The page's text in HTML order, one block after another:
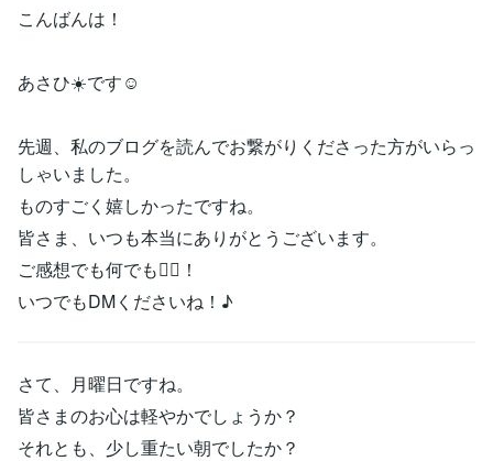
こんばんは！
あさひ☀️です☺️
先週、私のブログを読んでお繋がりくださった方がいらっ
しゃいました。
ものすごく嬉しかったですね。
皆さま、いつも本当にありがとうございます。
ご感想でも何でも🙆‍♀️！
いつでもDMくださいね！♪
さて、月曜日ですね。
皆さまのお心は軽やかでしょうか？
それとも、少し重たい朝でしたか？